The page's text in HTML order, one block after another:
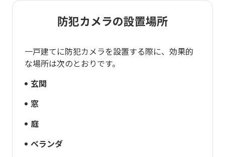
防犯カメラの設置場所
一戸建てに防犯カメラを設置する際に、効果的
な場所は次のとおりです。
玄関
窓
庭
ベランダ